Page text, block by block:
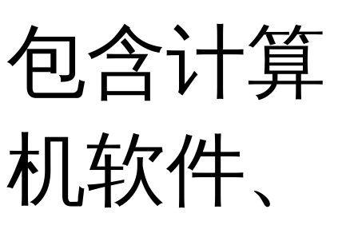
包含计算
机软件、